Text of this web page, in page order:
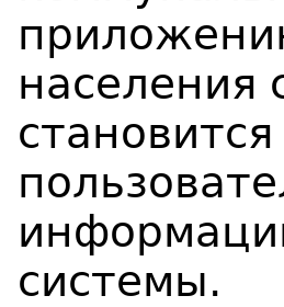
населения
системы.